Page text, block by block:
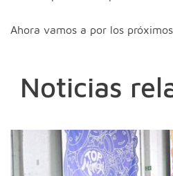
Ahora vamos a por los
Noticias